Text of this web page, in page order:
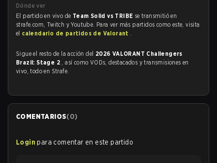
Dónde ver
El partido en vivo de Team Solid vs TRIBE se transmitió en
strafe.com, Twitch y Youtube. Para ver más partidos como este, visita
el calendario de partidos de Valorant .
Sigue el resto de la acción del 2026 VALORANT Challengers
Brazil: Stage 2 , así como VODs, destacados y transmisiones en
vivo, todo en Strafe.
COMENTARIOS(0)
Login para comentar en este partido